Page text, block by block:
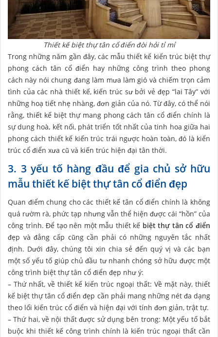
Thiết kế biệt thự tân cổ điển đòi hỏi tỉ mỉ
Trong những năm gần đây, các mẫu thiết kế kiến trúc biệt thự
phong cách tân cổ điển hay những công trình theo phong
cách này nói chung đang làm mưa làm gió và chiếm trọn cảm
tình của các nhà thiết kế, kiến trúc sư bởi vẻ đẹp “lai Tây” với
những hoạ tiết nhẹ nhàng, đơn giản của nó. Từ đây, có thể nói
rằng, thiết kế biệt thự mang phong cách tân cổ điển chính là
sự dung hoà, kết nối, phát triển tốt nhất của tinh hoa giữa hai
phong cách thiết kế kiến trúc trái ngược hoàn toàn, đó là kiến
trúc cổ điển xưa cũ và kiến trúc hiện đại tân thời.
3. 3 yếu tố hàng đầu để gia chủ sở hữu
mẫu thiết kế biệt thự tân cổ điển đẹp
Quan điểm chung cho các thiết kế tân cổ điển chính là không
quá rườm rà, phức tạp nhưng vẫn thể hiện được cái “hồn” của
công trình. Để tạo nên một mẫu thiết kế biệt thự tân cổ điển
đẹp và đẳng cấp cũng cần phải có những nguyên tắc nhất
định. Dưới đây, chúng tôi xin chia sẻ đến quý vị và các bạn
một số yếu tố giúp chủ đầu tư nhanh chóng sở hữu được một
công trình biệt thự tân cổ điển đẹp như ý:
– Thứ nhất, về thiết kế kiến trúc ngoại thất: Về mặt này, thiết
kế biệt thự tân cổ điển đẹp cần phải mang những nét đa dạng
theo lối kiến trúc cổ điển và hiện đại với tính đơn giản, trật tự.
– Thứ hai, về nội thất được sử dụng bên trong: Một yếu tố bắt
buộc khi thiết kế công trình chính là kiến trúc ngoại thất cần